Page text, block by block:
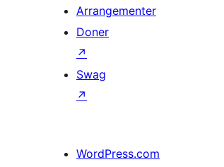
Arrangementer
Doner
↗
Swag
↗
WordPress.com